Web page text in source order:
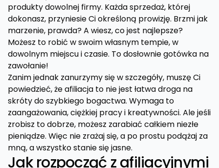
produkty dowolnej firmy. Każda sprzedaż, której
dokonasz, przyniesie Ci określoną prowizję. Brzmi jak
marzenie, prawda? A wiesz, co jest najlepsze?
Możesz to robić w swoim własnym tempie, w
dowolnym miejscu i czasie. To dosłownie gotówka na
zawołanie!
Zanim jednak zanurzymy się w szczegóły, muszę Ci
powiedzieć, że afiliacja to nie jest łatwa droga na
skróty do szybkiego bogactwa. Wymaga to
zaangażowania, ciężkiej pracy i kreatywności. Ale jeśli
zrobisz to dobrze, możesz zarabiać całkiem niezłe
pieniądze. Więc nie zrażaj się, a po prostu podążaj za
mną, a wszystko stanie się jasne.
Jak rozpocząć z afiliacyjnymi